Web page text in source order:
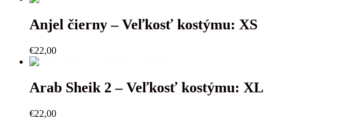
Anjel čierny – Veľkosť kostýmu: XS
€22,00
Arab Sheik 2 – Veľkosť kostýmu: XL
€22,00